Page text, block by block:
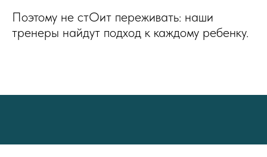
Поэтому не стОит переживать: наши
тренеры найдут подход к каждому ребенку.